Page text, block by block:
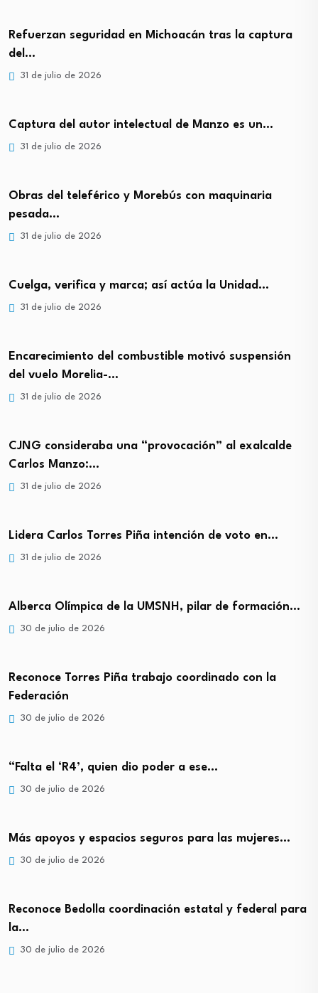
Refuerzan seguridad en Michoacán tras la captura
del…
31 de julio de 2026
Captura del autor intelectual de Manzo es un…
31 de julio de 2026
Obras del teleférico y Morebús con maquinaria
pesada…
31 de julio de 2026
Cuelga, verifica y marca; así actúa la Unidad…
31 de julio de 2026
Encarecimiento del combustible motivó suspensión
del vuelo Morelia-…
31 de julio de 2026
CJNG consideraba una “provocación” al exalcalde
Carlos Manzo:…
31 de julio de 2026
Lidera Carlos Torres Piña intención de voto en…
31 de julio de 2026
Alberca Olímpica de la UMSNH, pilar de formación…
30 de julio de 2026
Reconoce Torres Piña trabajo coordinado con la
Federación
30 de julio de 2026
“Falta el ‘R4’, quien dio poder a ese…
30 de julio de 2026
Más apoyos y espacios seguros para las mujeres…
30 de julio de 2026
Reconoce Bedolla coordinación estatal y federal para
la…
30 de julio de 2026